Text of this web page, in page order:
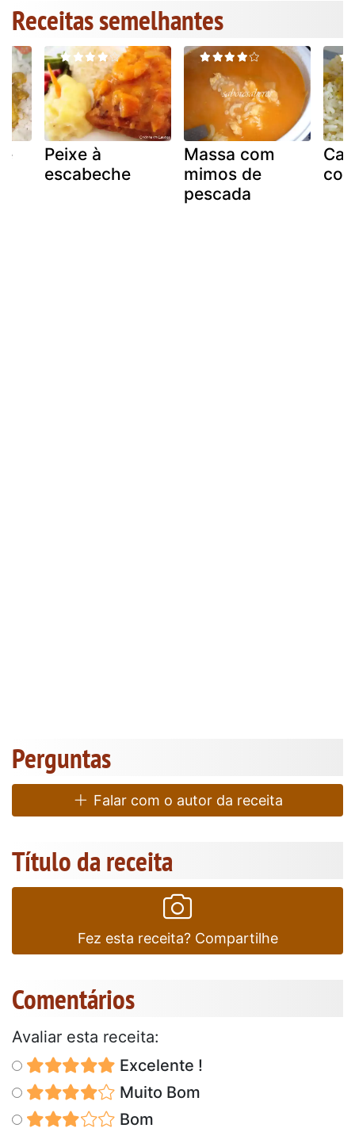
Receitas semelhantes
Peixe à
escabeche
Massa com
mimos de
pescada
Perguntas
Falar com o autor da receita
Título da receita
Fez esta receita? Compartilhe
Comentários
Avaliar esta receita:
Excelente !
Muito Bom
Bom